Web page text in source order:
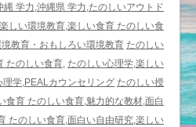
学力,沖縄県 学力,たのしいアウトド
しい環境教育,楽しい食育 たのしい食
教育・おもしろい環境教育 たのしい
たのしい食育, たのしい心理学,楽しい
学,PEALカウンセリング たのしい授
食育 たのしい食育,魅力的な教材,面白
たのしい食育,面白い自由研究,楽しい